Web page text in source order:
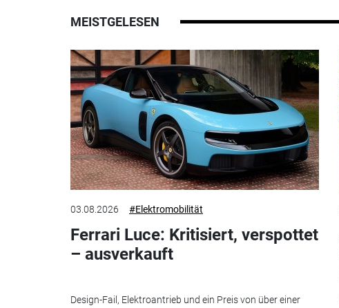
MEISTGELESEN
03.08.2026 #Elektromobilität
Ferrari Luce: Kritisiert, verspottet
– ausverkauft
Design-Fail, Elektroantrieb und ein Preis von über einer